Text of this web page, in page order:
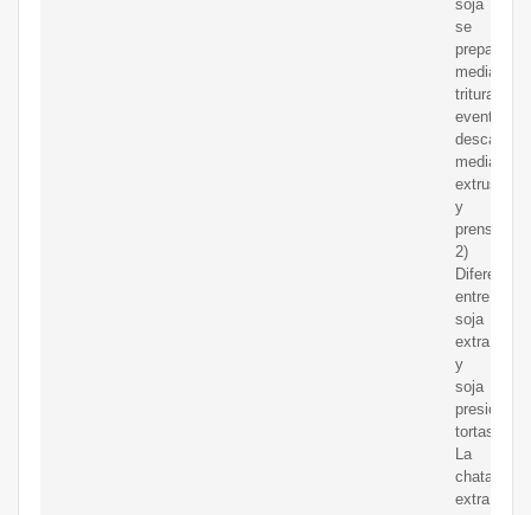
soja
se
preparan
mediante
trituración,
mediante
extrusión
y
prensado.
2)
Diferencia
entre
soja
extra
y
soja
tortas
La
chatarra
extraída